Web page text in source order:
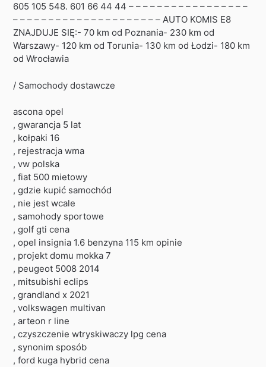
605 105 548. 601 66 44 44 – – – – – – – – – – – – – – – – –
– – – – – – – – – – – – – – – – – – – – – AUTO KOMIS E8
ZNAJDUJE SIĘ:- 70 km od Poznania- 230 km od
Warszawy- 120 km od Torunia- 130 km od Łodzi- 180 km
od Wrocławia
/ Samochody dostawcze
ascona opel
, gwarancja 5 lat
, kołpaki 16
, rejestracja wma
, vw polska
, fiat 500 mietowy
, gdzie kupić samochód
, nie jest wcale
, samohody sportowe
, golf gti cena
, opel insignia 1.6 benzyna 115 km opinie
, projekt domu mokka 7
, peugeot 5008 2014
, mitsubishi eclips
, grandland x 2021
, volkswagen multivan
, arteon r line
, czyszczenie wtryskiwaczy lpg cena
, synonim sposób
, ford kuga hybrid cena